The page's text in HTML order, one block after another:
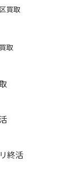
買取
取
終活